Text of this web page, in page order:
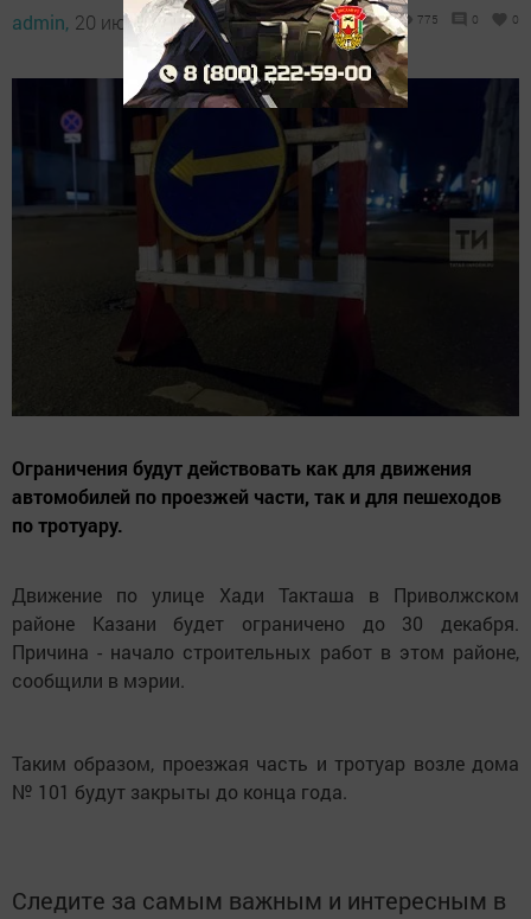
admin, 20 июня 2023 - 13:27 775 0 0
Ограничения будут действовать как для движения
автомобилей по проезжей части, так и для пешеходов
по тротуару.
Движение по улице Хади Такташа в Приволжском
районе Казани будет ограничено до 30 декабря.
Причина - начало строительных работ в этом районе,
сообщили в мэрии.
Таким образом, проезжая часть и тротуар возле дома
№ 101 будут закрыты до конца года.
Следите за самым важным и интересным в